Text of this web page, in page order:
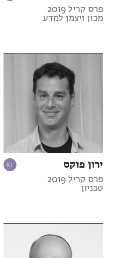
פרס קריל 2019
מכון ויצמן למדע
ירון פוקס
פרס קריל 2019
טכניון